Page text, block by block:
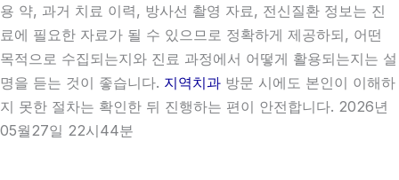
용 약, 과거 치료 이력, 방사선 촬영 자료, 전신질환 정보는 진
료에 필요한 자료가 될 수 있으므로 정확하게 제공하되, 어떤
목적으로 수집되는지와 진료 과정에서 어떻게 활용되는지는 설
명을 듣는 것이 좋습니다. 지역치과 방문 시에도 본인이 이해하
지 못한 절차는 확인한 뒤 진행하는 편이 안전합니다. 2026년
05월27일 22시44분